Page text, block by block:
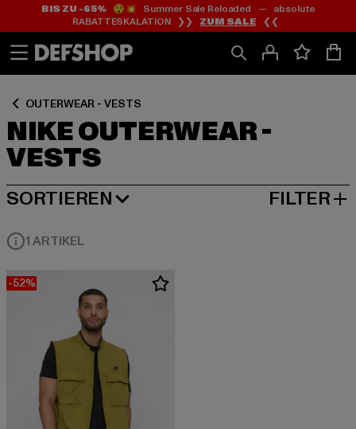
Zum
Inhalt
springen
Zum
Fußzeile
springen
BIS ZU -65%😲💥 Summer Sale Reloaded — absolute
RABATTESKALATION ❯❯ ZUM SALE ❮❮
OUTERWEAR - VESTS
NIKE OUTERWEAR -
VESTS
Zum
Produktraster
springen
SORTIEREN
BELIEBTESTE FILTER
1 ARTIKEL
-52%